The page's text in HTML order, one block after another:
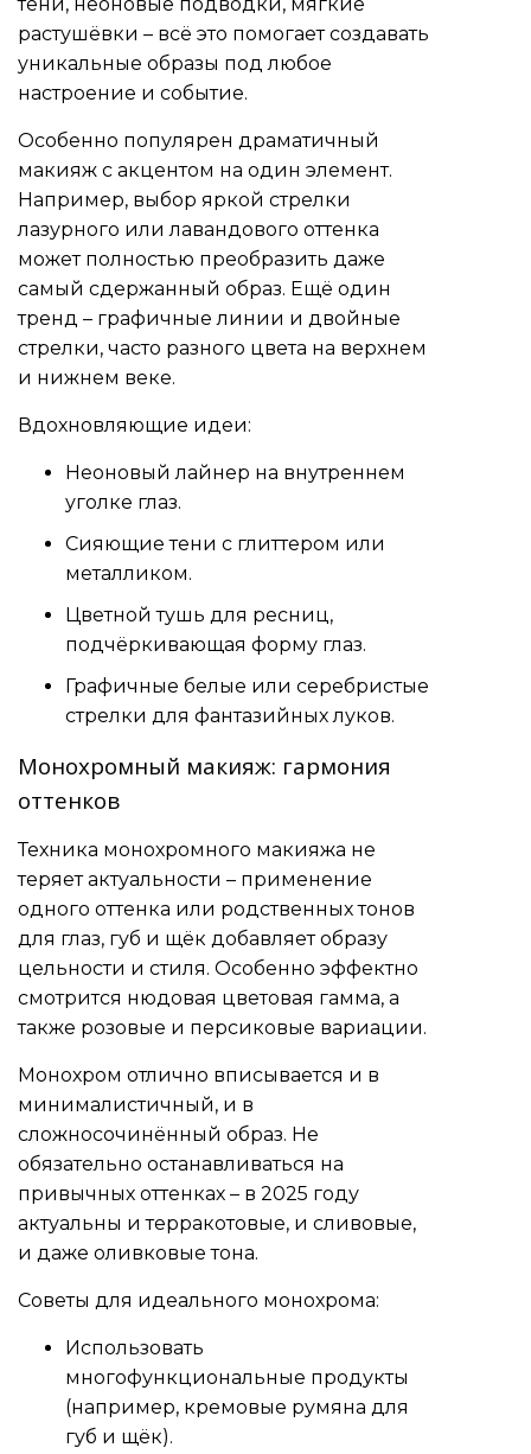
растушёвки – всё это помогает создавать
уникальные образы под любое
настроение и событие.
Особенно популярен драматичный
макияж с акцентом на один элемент.
Например, выбор яркой стрелки
лазурного или лавандового оттенка
может полностью преобразить даже
самый сдержанный образ. Ещё один
тренд – графичные линии и двойные
стрелки, часто разного цвета на верхнем
и нижнем веке.
Вдохновляющие идеи:
Неоновый лайнер на внутреннем
уголке глаз.
Сияющие тени с глиттером или
металликом.
Цветной тушь для ресниц,
подчёркивающая форму глаз.
Графичные белые или серебристые
стрелки для фантазийных луков.
Монохромный макияж: гармония
оттенков
Техника монохромного макияжа не
теряет актуальности – применение
одного оттенка или родственных тонов
для глаз, губ и щёк добавляет образу
цельности и стиля. Особенно эффектно
смотрится нюдовая цветовая гамма, а
также розовые и персиковые вариации.
Монохром отлично вписывается и в
минималистичный, и в
сложносочинённый образ. Не
обязательно останавливаться на
привычных оттенках – в 2025 году
актуальны и терракотовые, и сливовые,
и даже оливковые тона.
Советы для идеального монохрома:
Использовать
многофункциональные продукты
(например, кремовые румяна для
губ и щёк).